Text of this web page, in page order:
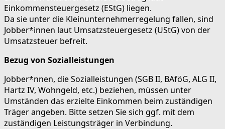
Einkommensteuergesetz (EStG) liegen.
Da sie unter die Kleinunternehmerregelung fallen, sind
Jobber*innen laut Umsatzsteuergesetz (UStG) von der
Umsatzsteuer befreit.
Bezug von Sozialleistungen
Jobber*nnen, die Sozialleistungen (SGB II, BAföG, ALG II,
Hartz IV, Wohngeld, etc.) beziehen, müssen unter
Umständen das erzielte Einkommen beim zuständigen
Träger angeben. Bitte setzen Sie sich ggf. mit dem
zuständigen Leistungsträger in Verbindung.